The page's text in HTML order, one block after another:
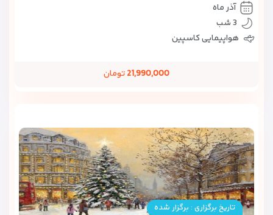
آذر ماه
3 شب
هواپیمایی کاسپین
21,990,000تومان
تاریخ برگزاری : برگزار شده